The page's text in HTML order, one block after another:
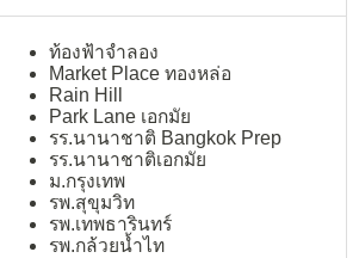
ท้องฟ้าจำลอง
Market Place ทองหล่อ
Rain Hill
Park Lane เอกมัย
รร.นานาชาติ Bangkok Prep
รร.นานาชาติเอกมัย
ม.กรุงเทพ
รพ.สุขุมวิท
รพ.เทพธารินทร์
รพ.กล้วยน้ำไท